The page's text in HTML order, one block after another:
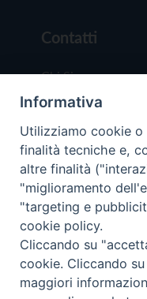
Contatti
Chi Siamo
Redazione
Scrivici
Copyright ©
Trentina Editrice
Privacy Policy
Informativa
Utilizziamo cookie
finalità tecniche e,
altre finalità
"miglioramento
"targeting e
cookie policy.
Cliccando su
cookie. Cliccando
maggiori